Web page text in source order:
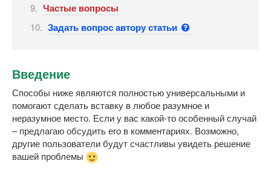
Частые вопросы
Задать вопрос автору статьи
Введение
Способы ниже являются полностью универсальными и
помогают сделать вставку в любое разумное и
неразумное место. Если у вас какой-то особенный случай
– предлагаю обсудить его в комментариях. Возможно,
другие пользователи будут счастливы увидеть решение
вашей проблемы